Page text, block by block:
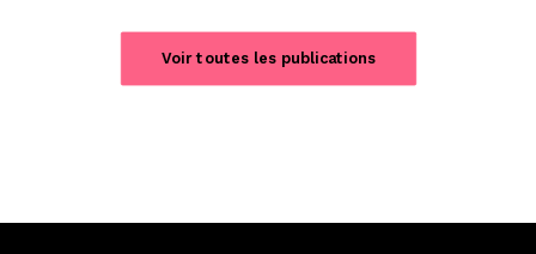
Voir toutes les publications